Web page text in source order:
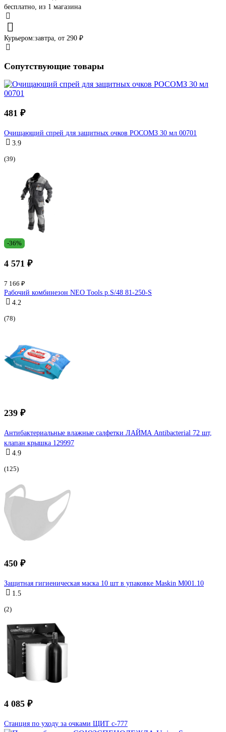
бесплатно, из 1 магазина
Курьером:завтра, от 290 ₽
Сопутствующие товары
481 ₽
Очищающий спрей для защитных очков РОСОМЗ 30 мл 00701
3.9
(39)
-36%
4 571 ₽
7 166 ₽
Рабочий комбинезон NEO Tools p.S/48 81-250-S
4.2
(78)
239 ₽
Антибактериальные влажные салфетки ЛАЙМА Antibacterial 72 шт,
клапан крышка 129997
4.9
(125)
450 ₽
Защитная гигиеническая маска 10 шт в упаковке Maskin M001.10
1.5
(2)
4 085 ₽
Станция по уходу за очками ЩИТ с-777